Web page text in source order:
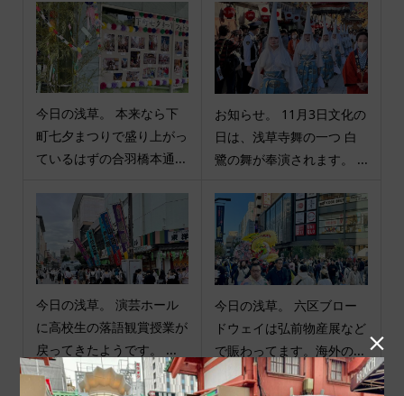
今日の浅草。 本来なら下
町七夕まつりで盛り上がっ
ているはずの合羽橋本通...
お知らせ。 11月3日文化の
日は、浅草寺舞の一つ 白
鷺の舞が奉演されます。 ...
今日の浅草。 演芸ホール
に高校生の落語観賞授業が
戻ってきたようです。 ...
今日の浅草。 六区ブロー
ドウェイは弘前物産展など
で賑わってます。海外の... 